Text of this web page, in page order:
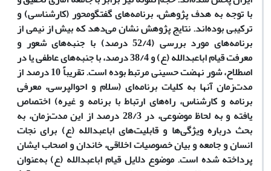
با توجه به هدف پژوهش، برنامه‌های گفتگو‌محور (کارشناسی) و
ترکیبی بوده‌اند. نتایج پژوهش نشان می‌دهد که بیش از نیمی از
برنامه‌های مورد بررسی (52/4 درصد) با جنبه‌های شعور و
معرفت قیام اباعبدالله (ع) و 38/4 درصد، با جنبه‌های عاطفی یا در
اصطلاح، شور نهضت حسینی مرتبط بوده است. تقریباً 10 درصد از
مدت‌زمان آنها به کلیات برنامه‌ای (سلام و احوالپرسی، معرفی
برنامه و کارشناس، راه‌های ارتباط با برنامه و غیره) اختصاص
‌یافته و به لحاظ موضوعی، در 28/3 درصد از این مدت‌زمان، به
بحث درباره ویژگی‌ها و قابلیت‌های اباعبدالله (ع) برای نجات
انسان و جامعه و بیان خصوصیات اخلاقی، خاندان و اصحاب ایشان
پرداخته شده است. موضوع دلایل قیام اباعبدالله (ع) به‌عنوان